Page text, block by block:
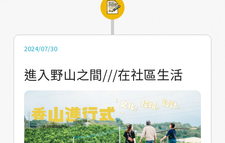
｜執行單位：孢子蒝設計工作室 －－－－－－
個主展間 X ㊂ 個串連點位 󠀠󠀠󠀠 󠀠󠀠 和我們一起走進香
corners of the fields and mountains. 󠀠󠀠 ❏ 展
期起始日：𝟭𝟬月𝟭𝟮日-𝟮𝟳日 官網介紹：
https://livelyland.design/野山之隅/展期資
訊/ 導讀手冊：
https://issuu.com/livelyland/docs/_ 點位地
也展現在語言、文化之中。 我們的 #隅隅好味
容 🫶 #Dye業工作室，追蹤我們的有蒝人一定
行踩點等合作機會中看見了傳統技術與藝術思
維的融合， 與威棣在「形」的玩味之中所誕生
的創作。 󠀠 本次共創工作坊由社區總幹事－秋
玉開場， 帶領我們採集環境中的野花、野草，
認識這些資材的同時，也幻想著可以怎麼應用
2024/07/30
進入野山之間///在社區生活